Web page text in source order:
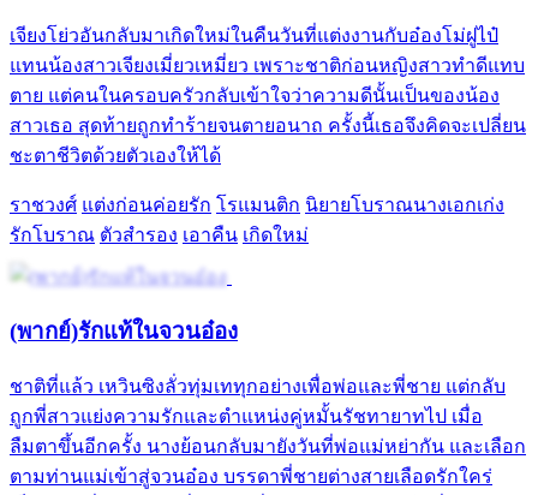
เจียงโย่วอันกลับมาเกิดใหม่ในคืนวันที่แต่งงานกับอ๋องโม่ฝูไป๋
แทนน้องสาวเจียงเมี่ยวเหมี่ยว เพราะชาติก่อนหญิงสาวทำดีแทบ
ตาย แต่คนในครอบครัวกลับเข้าใจว่าความดีนั้นเป็นของน้อง
สาวเธอ สุดท้ายถูกทำร้ายจนตายอนาถ ครั้งนี้เธอจึงคิดจะเปลี่ยน
ชะตาชีวิตด้วยตัวเองให้ได้
ราชวงศ์ แต่งก่อนค่อยรัก โรแมนติก นิยายโบราณนางเอกเก่ง
รักโบราณ ตัวสำรอง เอาคืน เกิดใหม่
(พากย์)รักแท้ในจวนอ๋อง
ชาติที่แล้ว เหวินซิงลั่วทุ่มเททุกอย่างเพื่อพ่อและพี่ชาย แต่กลับ
ถูกพี่สาวแย่งความรักและตำแหน่งคู่หมั้นรัชทายาทไป เมื่อ
ลืมตาขึ้นอีกครั้ง นางย้อนกลับมายังวันที่พ่อแม่หย่ากัน และเลือก
ตามท่านแม่เข้าสู่จวนอ๋อง บรรดาพี่ชายต่างสายเลือดรักใคร่